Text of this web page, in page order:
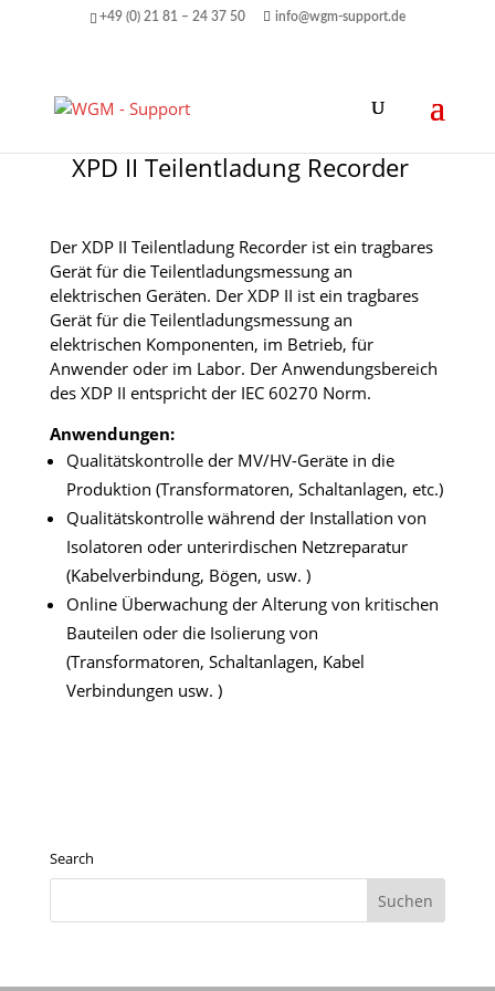
+49 (0) 21 81 – 24 37 50 info@wgm-support.de
XPD II Teilentladung Recorder
Der XDP II Teilentladung Recorder ist ein tragbares
Gerät für die Teilentladungsmessung an
elektrischen Geräten. Der XDP II ist ein tragbares
Gerät für die Teilentladungsmessung an
elektrischen Komponenten, im Betrieb, für
Anwender oder im Labor. Der Anwendungsbereich
des XDP II entspricht der IEC 60270 Norm.
Anwendungen:
Qualitätskontrolle der MV/HV-Geräte in die
Produktion (Transformatoren, Schaltanlagen, etc.)
Qualitätskontrolle während der Installation von
Isolatoren oder unterirdischen Netzreparatur
(Kabelverbindung, Bögen, usw. )
Online Überwachung der Alterung von kritischen
Bauteilen oder die Isolierung von
(Transformatoren, Schaltanlagen, Kabel
Verbindungen usw. )
Search